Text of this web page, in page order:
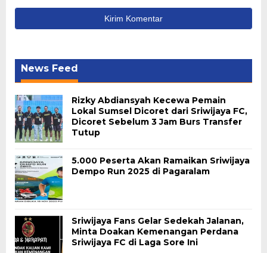
News Feed
Rizky Abdiansyah Kecewa Pemain
Lokal Sumsel Dicoret dari Sriwijaya FC,
Dicoret Sebelum 3 Jam Burs Transfer
Tutup
5.000 Peserta Akan Ramaikan Sriwijaya
Dempo Run 2025 di Pagaralam
Sriwijaya Fans Gelar Sedekah Jalanan,
Minta Doakan Kemenangan Perdana
Sriwijaya FC di Laga Sore Ini